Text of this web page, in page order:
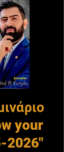
your
2026"